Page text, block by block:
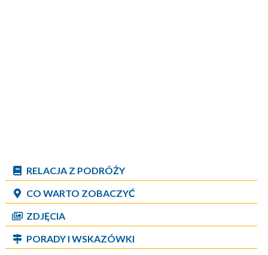
RELACJA Z PODRÓŻY
CO WARTO ZOBACZYĆ
ZDJĘCIA
PORADY I WSKAZÓWKI